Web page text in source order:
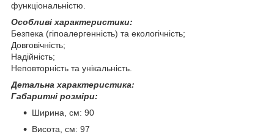
функціональністю.
Особливі характеристики:
Безпека (гіпоалергенність) та екологічність;
Довговічність;
Надійність;
Неповторність та унікальність.
Детальна характеристика:
Габаритні розміри:
Ширина, см: 90
Висота, см: 97